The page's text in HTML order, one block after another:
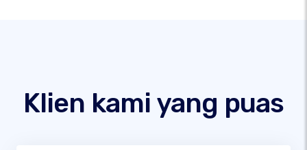
Klien kami yang puas